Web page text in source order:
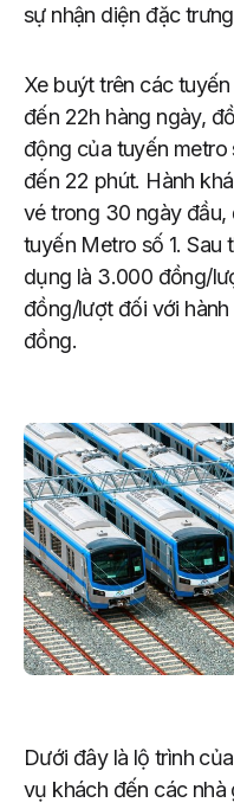
sự nhận diện đặc
Xe buýt trên các
đến 22h hàng ngày,
động của tuyến metro
đến 22 phút. Hành
vé trong 30 ngày đầu,
tuyến Metro số 1. Sau
dụng là 3.000 đồng/
đồng/lượt đối với hành
đồng.
Dưới đây là lộ trình
vụ khách đến các nhà